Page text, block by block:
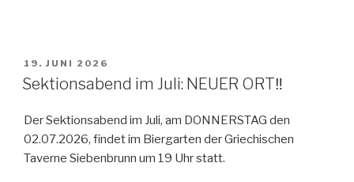
VERÖFFENTLICHT
AM
19. JUNI 2026
Sektionsabend im Juli: NEUER ORT‼️
Der Sektionsabend im Juli, am DONNERSTAG den
02.07.2026, findet im Biergarten der Griechischen
Taverne Siebenbrunn um 19 Uhr statt.